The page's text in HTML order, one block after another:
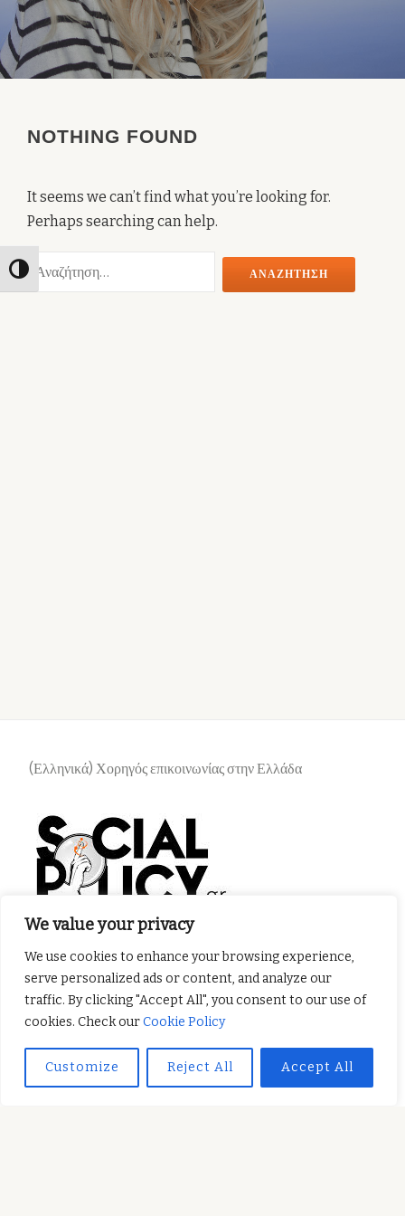
We value your privacy
We use cookies to enhance your browsing experience,
serve personalized ads or content, and analyze our
traffic. By clicking "Accept All", you consent to our use of
cookies. Check ourCookie Policy
Customize Reject All Accept All
Toggle High Contrast
NOTHING FOUND
It seems we can’t find what you’re looking for.
Perhaps searching can help.
Αναζήτηση
για:
(Ελληνικά) Χορηγός επικοινωνίας στην Ελλάδα
Το σχέδιο αυτό χρηματοδοτήθηκε με την υποστήριξη της
Ευρωπαϊκής Επιτροπής. Η παρούσα δημοσίευση
(ανακοίνωση) δεσμεύει μόνο τον συντάκη της και η Επιτροπή
δεν ευθύνεται για τυχόν χρήση των πληροφοριών που
περιέχονται σε αυτήν.